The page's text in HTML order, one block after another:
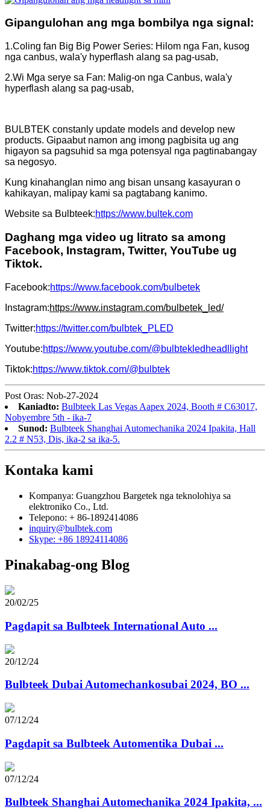
Gipangulohan ang mga bombilya nga signal:
1.Coling fan Big Big Power Series: Hilom nga Fan, kusog
nga canbus, wala'y hyperflash alang sa pag-usab,
2.Wi Mga serye sa Fan: Malig-on nga Canbus, wala'y
hyperflash alang sa pag-usab,
BULBTEK constanly update models and develop new
products. Gipaabut namon ang imong pagbisita ug ang
higayon sa pagsuhid sa mga potensyal nga pagtinabangay
sa negosyo.
Kung kinahanglan nimo ang bisan unsang kasayuran o
kahikayan, malipay kami sa pagtabang kanimo.
Website sa Bulbteek:https://www.bultek.com
Daghang mga video ug litrato sa among
Facebook, Instagram, Twitter, YouTube ug
Tiktok.
Facebook:https://www.facebook.com/bulbetek
Instagram:https://www.instagram.com/bulbetek_led/
Twitter:https://twitter.com/bulbtek_PLED
Youtube:https://www.youtube.com/@bulbtekledheadllight
Tiktok:https://www.tiktok.com/@bulbtek
Post Oras: Nob-27-2024
Kaniadto: Bulbteek Las Vegas Aapex 2024, Booth # C63017,
Nobyembre 5th - ika-7
Sunod: Bulbteek Shanghai Automechanika 2024 Ipakita, Hall
2.2 # N53, Dis, ika-2 sa ika-5.
Kontaka kami
Kompanya: Guangzhou Bargetek nga teknolohiya sa
elektroniko Co., Ltd.
Telepono: + 86-1892414086
inquiry@bulbtek.com
Skype: +86 18924114086
Pinakabag-ong Blog
20/02/25
Pagdapit sa Bulbteek International Auto ...
20/12/24
Bulbteek Dubai Automechankosubai 2024, BO ...
07/12/24
Pagdapit sa Bulbteek Automentika Dubai ...
07/12/24
Bulbteek Shanghai Automechanika 2024 Ipakita, ...